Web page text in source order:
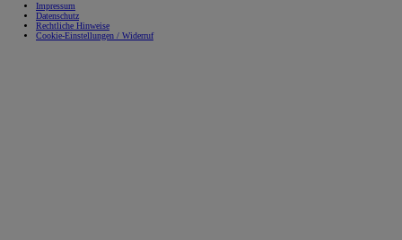
Impressum
Datenschutz
Rechtliche Hinweise
Cookie-Einstellungen / Widerruf